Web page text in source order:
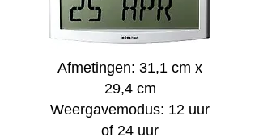
Afmetingen: 31,1 cm x
29,4 cm
Weergavemodus: 12 uur
of 24 uur